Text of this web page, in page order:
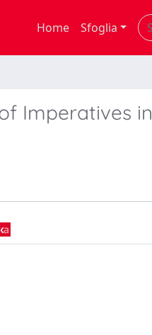
Home Sfoglia
Imperatives in